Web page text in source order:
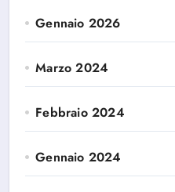
Gennaio 2026
Marzo 2024
Febbraio 2024
Gennaio 2024